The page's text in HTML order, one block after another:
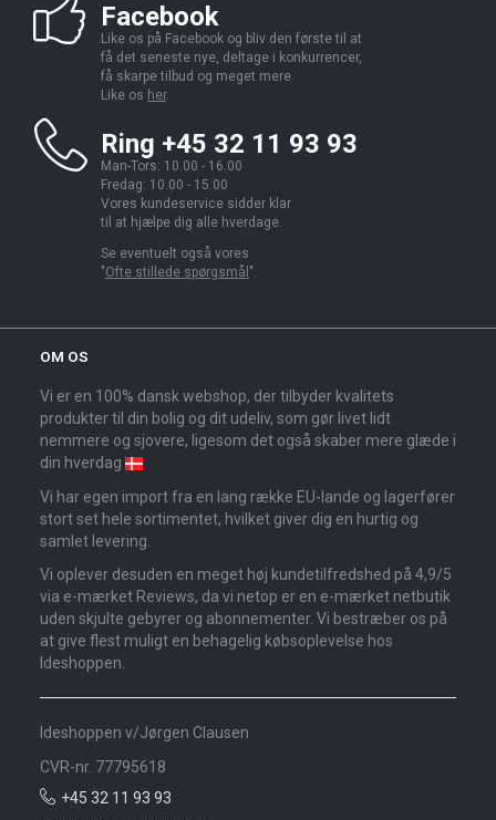
Facebook
Like os på Facebook og bliv den første til at
få det seneste nye, deltage i konkurrencer,
få skarpe tilbud og meget mere.
Like os her.
Ring +45 32 11 93 93
Man-Tors: 10.00 - 16.00
Fredag: 10.00 - 15.00
Vores kundeservice sidder klar
til at hjælpe dig alle hverdage.
Se eventuelt også vores
"Ofte stillede spørgsmål ".
OM OS
Vi er en 100% dansk webshop, der tilbyder kvalitets
produkter til din bolig og dit udeliv, som gør livet lidt
nemmere og sjovere, ligesom det også skaber mere glæde i
din hverdag
Vi har egen import fra en lang række EU-lande og lagerfører
stort set hele sortimentet, hvilket giver dig en hurtig og
samlet levering.
Vi oplever desuden en meget høj kundetilfredshed på 4,9/5
via e-mærket Reviews, da vi netop er en e-mærket netbutik
uden skjulte gebyrer og abonnementer. Vi bestræber os på
at give flest muligt en behagelig købsoplevelse hos
Ideshoppen.
Ideshoppen v/Jørgen Clausen
CVR-nr. 77795618
+45 32 11 93 93